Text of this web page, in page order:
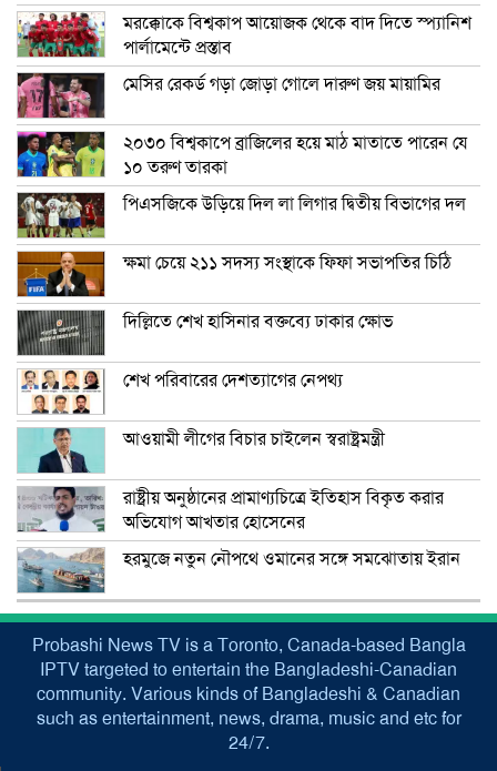
মরক্কোকে বিশ্বকাপ আয়োজক থেকে বাদ দিতে স্প্যানিশ
পার্লামেন্টে প্রস্তাব
মেসির রেকর্ড গড়া জোড়া গোলে দারুণ জয় মায়ামির
২০৩০ বিশ্বকাপে ব্রাজিলের হয়ে মাঠ মাতাতে পারেন যে
১০ তরুণ তারকা
পিএসজিকে উড়িয়ে দিল লা লিগার দ্বিতীয় বিভাগের দল
ক্ষমা চেয়ে ২১১ সদস্য সংস্থাকে ফিফা সভাপতির চিঠি
দিল্লিতে শেখ হাসিনার বক্তব্যে ঢাকার ক্ষোভ
শেখ পরিবারের দেশত্যাগের নেপথ্য
আওয়ামী লীগের বিচার চাইলেন স্বরাষ্ট্রমন্ত্রী
রাষ্ট্রীয় অনুষ্ঠানের প্রামাণ্যচিত্রে ইতিহাস বিকৃত করার
অভিযোগ আখতার হোসেনের
হরমুজে নতুন নৌপথে ওমানের সঙ্গে সমঝোতায় ইরান
Probashi News TV is a Toronto, Canada-based Bangla
IPTV targeted to entertain the Bangladeshi-Canadian
community. Various kinds of Bangladeshi & Canadian
such as entertainment, news, drama, music and etc for
24/7.